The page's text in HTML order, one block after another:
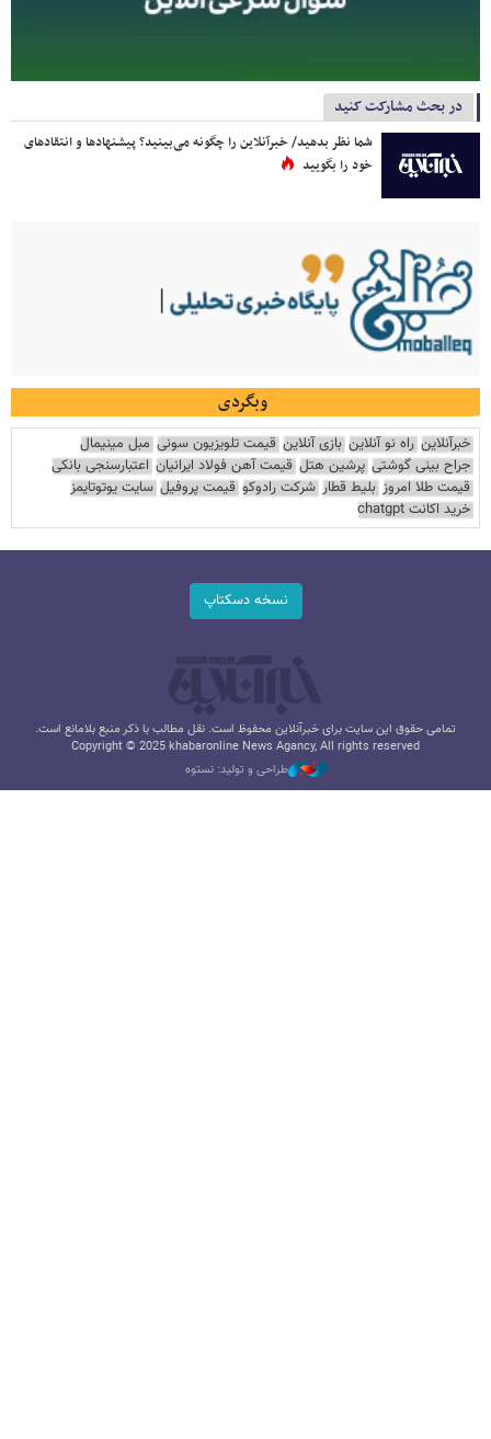
در بحث مشارکت کنید
شما نظر بدهید/ خبرآنلاین را چگونه می‌بینید؟ پیشنهادها و انتقادهای
خود را بگویید
وبگردی
خبرآنلاین راه نو آنلاین بازی آنلاین قیمت تلویزیون سونی مبل مینیمال
جراح بینی گوشتی پرشین هتل قیمت آهن فولاد ایرانیان اعتبارسنجی بانکی
قیمت طلا امروز بلیط قطار شرکت رادوکو قیمت پروفیل سایت یوتوتایمز
خرید اکانت chatgpt
نسخه دسکتاپ
تمامی حقوق این سایت برای خبرآنلاین محفوظ است. نقل مطالب با ذکر منبع بلامانع است.
Copyright © 2025 khabaronline News Agancy, All rights reserved
طراحی و تولید: نستوه